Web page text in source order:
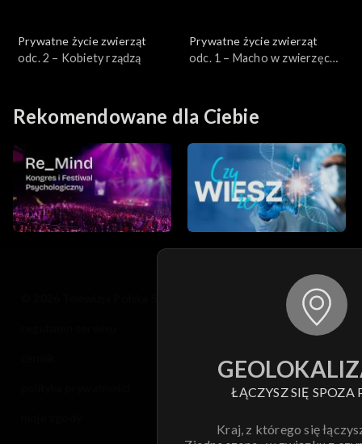
Prywatne życie zwierząt
odc. 2 – Kobiety rządzą
Prywatne życie zwierząt
odc. 1 – Macho w zwierzęcej
Rekomendowane dla Ciebie
ŁĄCZYSZ SIĘ SPOZA
Kraj, z którego się